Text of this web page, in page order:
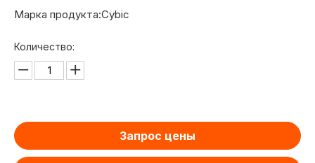
Марка продукта:Cybic
Количество:
Запрос цены